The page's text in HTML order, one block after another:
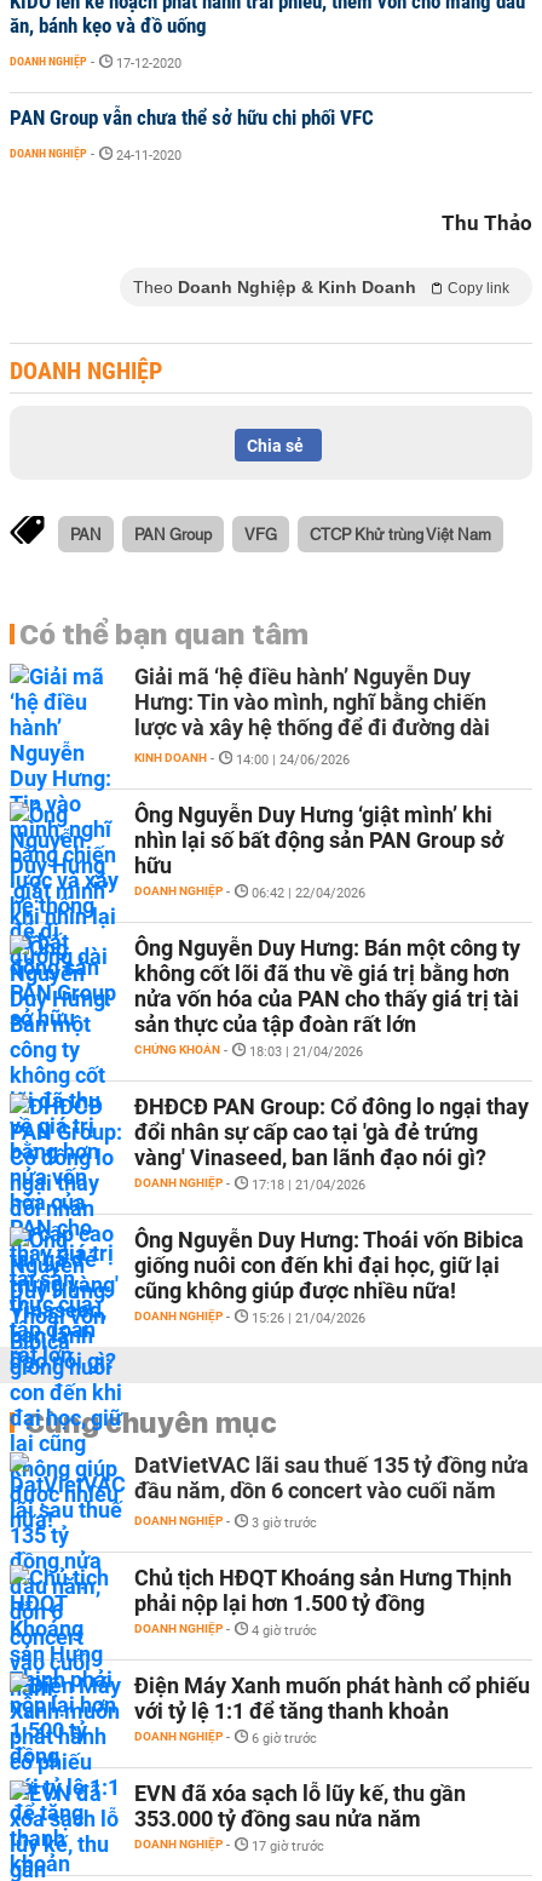
ăn, bánh kẹo và đồ uống
DOANH NGHIỆP - 17-12-2020
PAN Group vẫn chưa thể sở hữu chi phối VFC
DOANH NGHIỆP - 24-11-2020
Thu Thảo
Theo Doanh Nghiệp & Kinh Doanh Copy link
DOANH NGHIỆP
Chia sẻ
PAN PAN Group VFG CTCP Khử trùng Việt Nam
Có thể bạn quan tâm
Giải mã ‘hệ điều hành’ Nguyễn Duy
Hưng: Tin vào mình, nghĩ bằng chiến
lược và xây hệ thống để đi đường dài
KINH DOANH - 14:00 | 24/06/2026
Ông Nguyễn Duy Hưng ‘giật mình’ khi
nhìn lại số bất động sản PAN Group sở
hữu
DOANH NGHIỆP - 06:42 | 22/04/2026
Ông Nguyễn Duy Hưng: Bán một công ty
không cốt lõi đã thu về giá trị bằng hơn
nửa vốn hóa của PAN cho thấy giá trị tài
sản thực của tập đoàn rất lớn
CHỨNG KHOÁN - 18:03 | 21/04/2026
ĐHĐCĐ PAN Group: Cổ đông lo ngại thay
đổi nhân sự cấp cao tại 'gà đẻ trứng
vàng' Vinaseed, ban lãnh đạo nói gì?
DOANH NGHIỆP - 17:18 | 21/04/2026
Ông Nguyễn Duy Hưng: Thoái vốn Bibica
giống nuôi con đến khi đại học, giữ lại
cũng không giúp được nhiều nữa!
DOANH NGHIỆP - 15:26 | 21/04/2026
Cùng chuyên mục
DatVietVAC lãi sau thuế 135 tỷ đồng nửa
đầu năm, dồn 6 concert vào cuối năm
DOANH NGHIỆP - 3 giờ trước
Chủ tịch HĐQT Khoáng sản Hưng Thịnh
phải nộp lại hơn 1.500 tỷ đồng
DOANH NGHIỆP - 4 giờ trước
Điện Máy Xanh muốn phát hành cổ phiếu
với tỷ lệ 1:1 để tăng thanh khoản
DOANH NGHIỆP - 6 giờ trước
EVN đã xóa sạch lỗ lũy kế, thu gần
353.000 tỷ đồng sau nửa năm
DOANH NGHIỆP - 17 giờ trước